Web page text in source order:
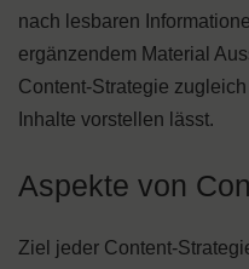
nach lesbaren
ergänzendem Material
Content-Strategie
Inhalte vorstellen lässt.
Aspekte von
Ziel jeder Content-